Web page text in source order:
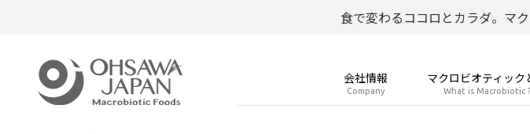
食で変わるココロとカラダ。マ
会社情報
Company
マクロビオティック
What is Macrobiotic ?